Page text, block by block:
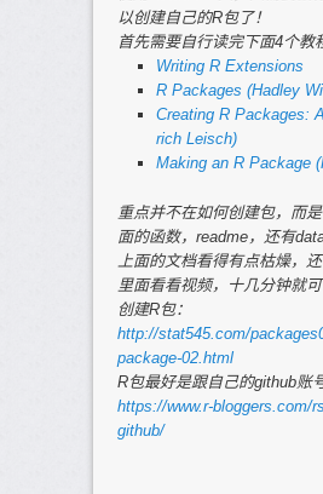
以创建自己的R包了！
首先需要自行读完下面4个教
Writing R Extensions
R Packages (Hadley
Creating R Packages:
rich Leisch)
Making an R Package
重点并不在如何创建包，而
面的函数，readme，还有
上面的文档看得有点枯燥，
里面看看视频，十几分钟就
创建R包：
http://stat545.com/
package-02.html
R包最好是跟自己的github账
https://www.r-bloggers.com/
github/